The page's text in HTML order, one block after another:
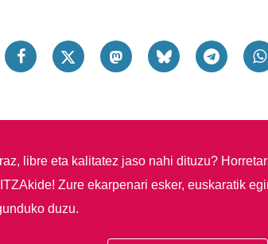
libre eta kalitatez jaso nahi dituzu?
Zure ekarpenari esker, euskaratik
duzu.